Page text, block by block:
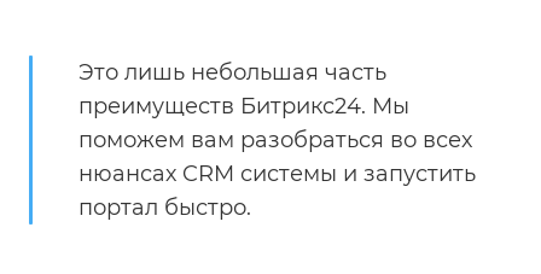
Это лишь небольшая часть
преимуществ Битрикс24. Мы
поможем вам разобраться во всех
нюансах CRM системы и запустить
портал быстро.